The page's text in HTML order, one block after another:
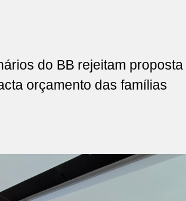
do BB rejeitam proposta
orçamento das famílias